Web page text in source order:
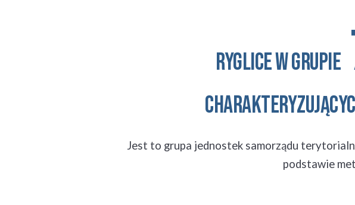
RYGLICE W GRUPIE
Jest to grupa jednostek samorządu
podstawie